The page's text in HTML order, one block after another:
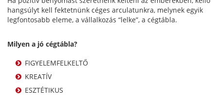
hangsúlyt kell fektetnünk céges arculatunkra, melynek egyik
legfontosabb eleme, a vállalkozás “lelke”, a cégtábla.
Milyen a jó cégtábla?
FIGYELEMFELKELTŐ
KREATÍV
ESZTÉTIKUS